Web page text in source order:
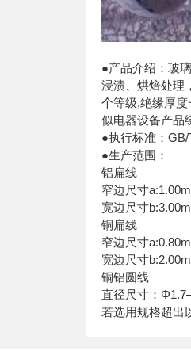
●产品介绍：玻
浸渍、烘焙处理
个等级,绝缘厚
似电器设备产品
●执行标准：GB/
●生产范围：
铝扁线
窄边尺寸
宽边尺寸
铜扁线
窄边尺寸
宽边尺寸
铜铝圆线
直径尺寸：
若选用规格超出